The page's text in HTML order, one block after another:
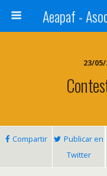
23/
Compartir
Publicar en
Twitter